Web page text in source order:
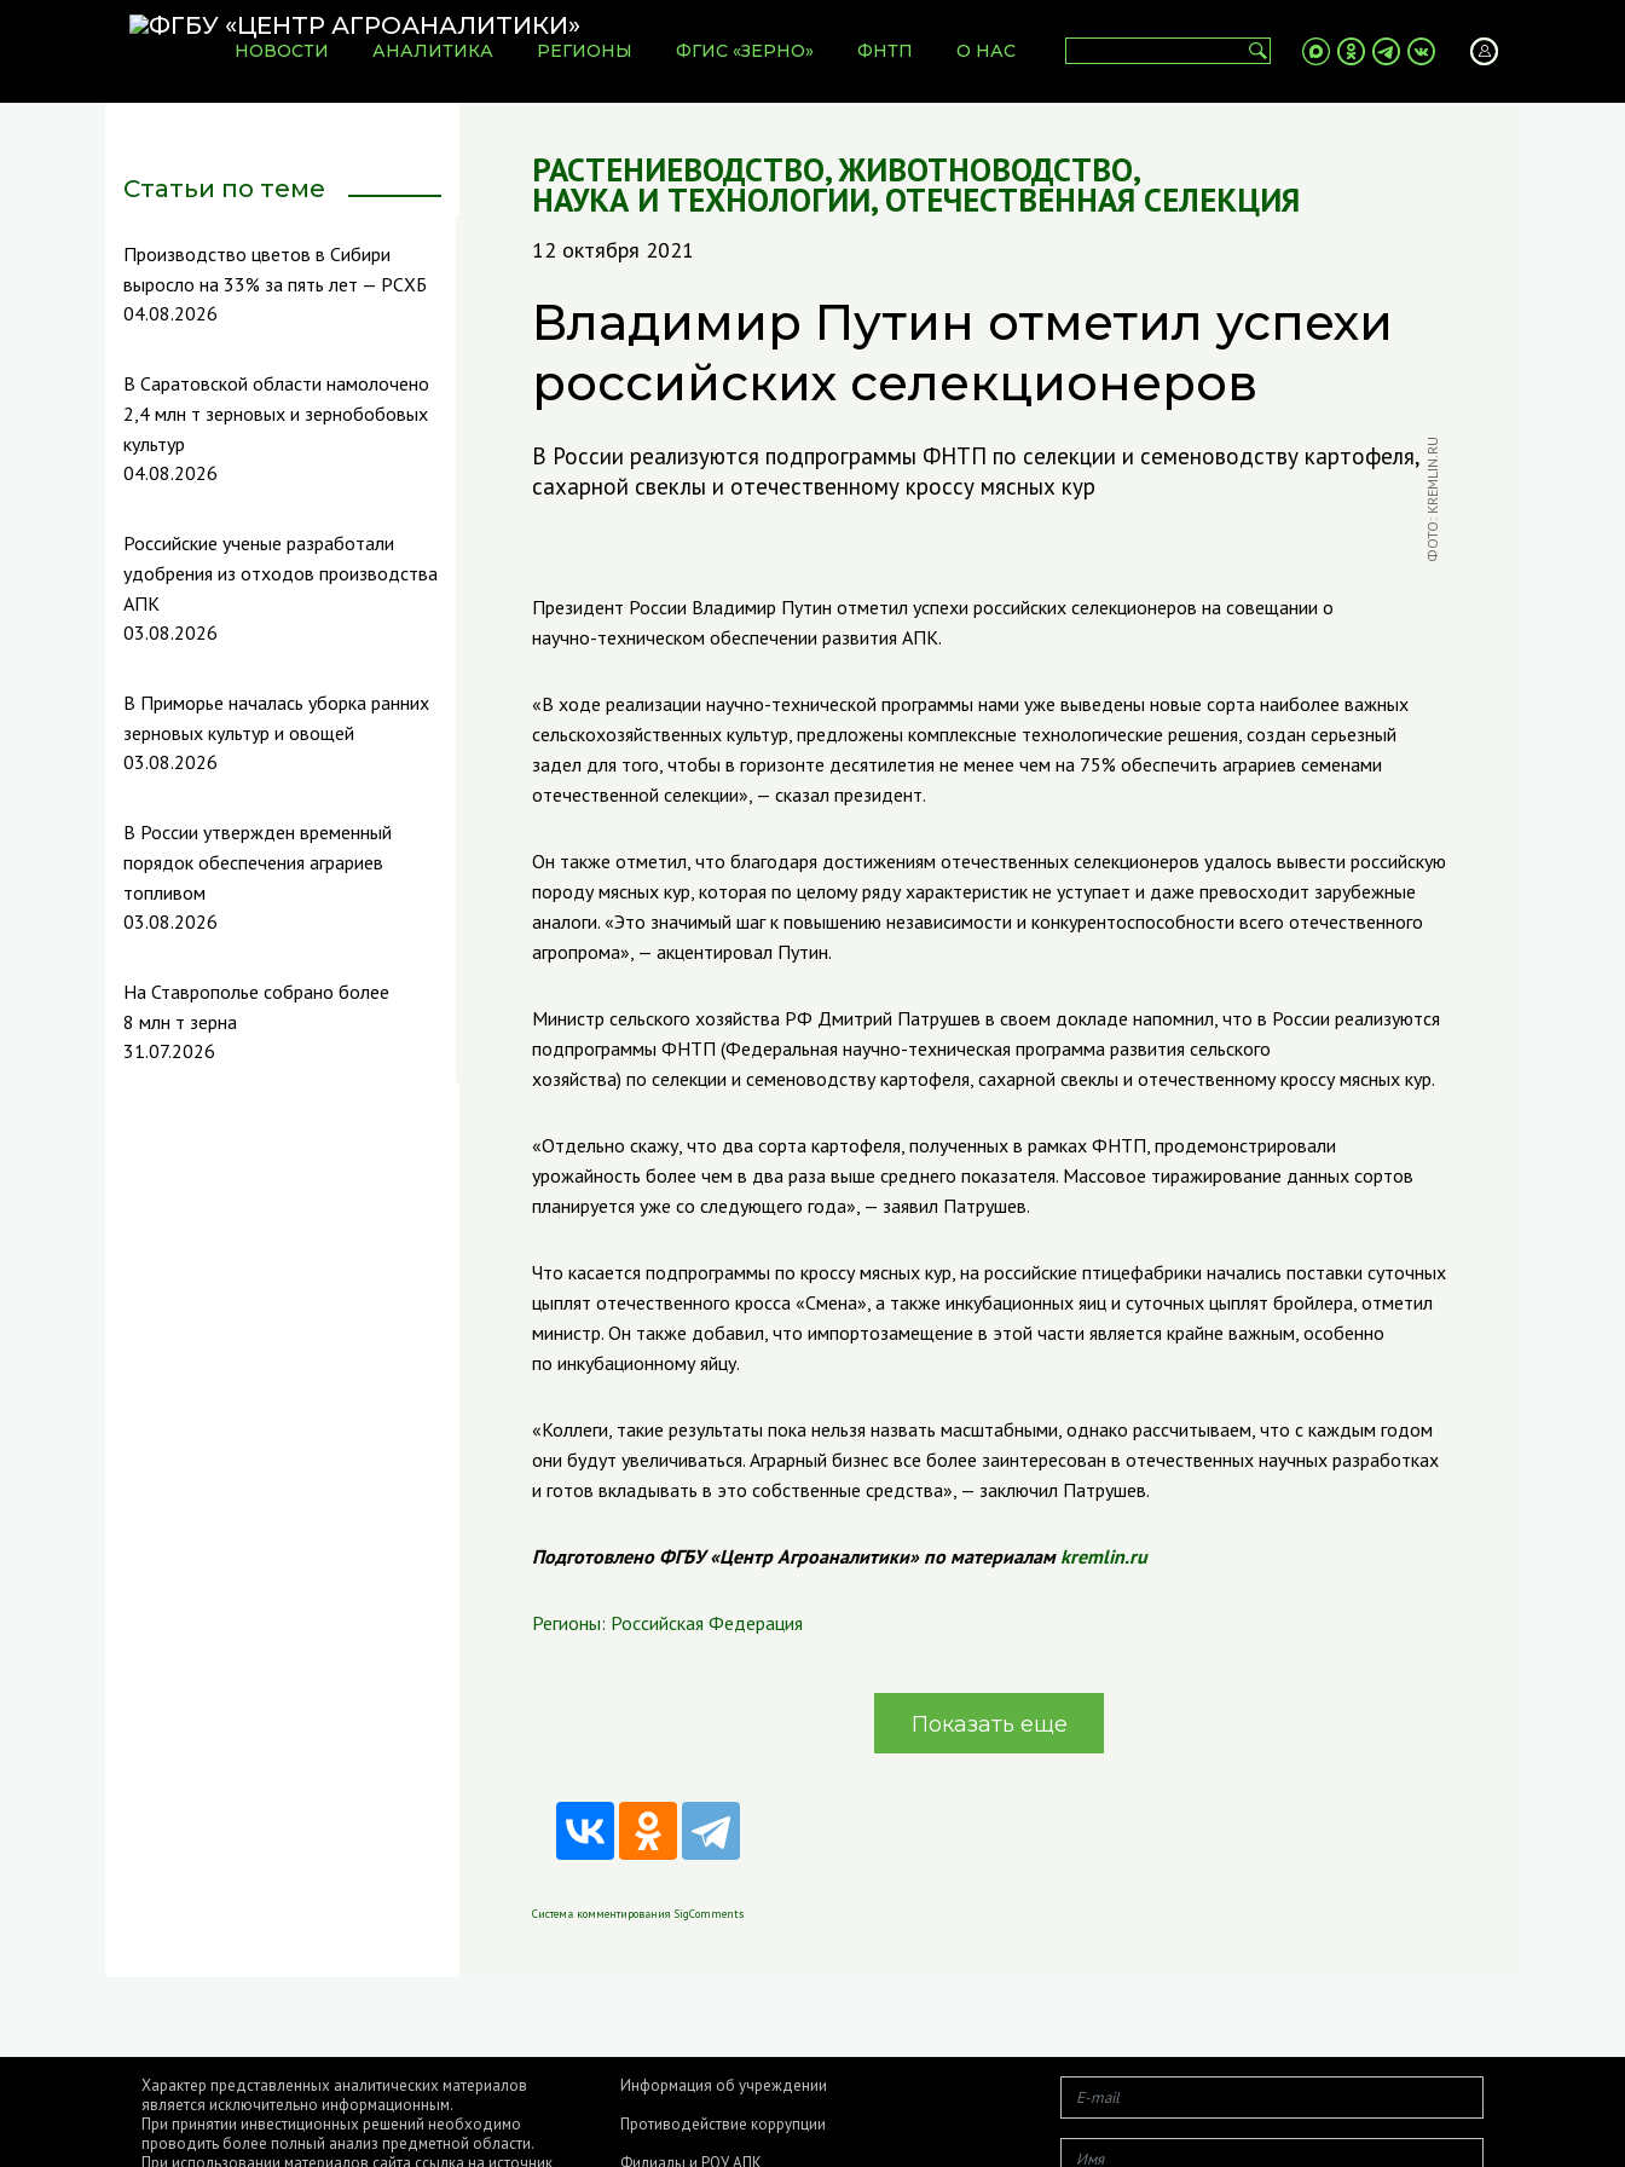
НОВОСТИ АНАЛИТИКА РЕГИОНЫ ФГИС «ЗЕРНО» ФНТП О НАС
Статьи по теме
Производство цветов в Сибири
выросло на 33% за пять лет — РСХБ
04.08.2026
В Саратовской области намолочено
2,4 млн т зерновых и зернобобовых
культур
04.08.2026
Российские ученые разработали
удобрения из отходов производства
АПК
03.08.2026
В Приморье началась уборка ранних
зерновых культур и овощей
03.08.2026
В России утвержден временный
порядок обеспечения аграриев
топливом
03.08.2026
На Ставрополье собрано более
8 млн т зерна
31.07.2026
РАСТЕНИЕВОДСТВО,ЖИВОТНОВОДСТВО,
НАУКА И ТЕХНОЛОГИИ, ОТЕЧЕСТВЕННАЯ СЕЛЕКЦИЯ
12 октября 2021
Владимир Путин отметил успехи
российских селекционеров
В России реализуются подпрограммы ФНТП по селекции и семеноводству картофеля,
сахарной свеклы и отечественному кроссу мясных кур
ФОТО: KREMLIN.RU
Президент России Владимир Путин отметил успехи российских селекционеров на совещании о
научно-техническом обеспечении развития АПК.
«В ходе реализации научно-технической программы нами уже выведены новые сорта наиболее важных
сельскохозяйственных культур, предложены комплексные технологические решения, создан серьезный
задел для того, чтобы в горизонте десятилетия не менее чем на 75% обеспечить аграриев семенами
отечественной селекции», — сказал президент.
Он также отметил, что благодаря достижениям отечественных селекционеров удалось вывести российскую
породу мясных кур, которая по целому ряду характеристик не уступает и даже превосходит зарубежные
аналоги. «Это значимый шаг к повышению независимости и конкурентоспособности всего отечественного
агропрома», — акцентировал Путин.
Министр сельского хозяйства РФ Дмитрий Патрушев в своем докладе напомнил, что в России реализуются
подпрограммы ФНТП (Федеральная научно-техническая программа развития сельского
хозяйства) по селекции и семеноводству картофеля, сахарной свеклы и отечественному кроссу мясных кур.
«Отдельно скажу, что два сорта картофеля, полученных в рамках ФНТП, продемонстрировали
урожайность более чем в два раза выше среднего показателя. Массовое тиражирование данных сортов
планируется уже со следующего года», — заявил Патрушев.
Что касается подпрограммы по кроссу мясных кур, на российские птицефабрики начались поставки суточных
цыплят отечественного кросса «Смена», а также инкубационных яиц и суточных цыплят бройлера, отметил
министр. Он также добавил, что импортозамещение в этой части является крайне важным, особенно
по инкубационному яйцу.
«Коллеги, такие результаты пока нельзя назвать масштабными, однако рассчитываем, что с каждым годом
они будут увеличиваться. Аграрный бизнес все более заинтересован в отечественных научных разработках
и готов вкладывать в это собственные средства», — заключил Патрушев.
Подготовлено ФГБУ «Центр Агроаналитики» по материалам kremlin.ru
Регионы: Российская Федерация
Показать еще
Система комментирования SigComments
Характер представленных аналитических материалов
является исключительно информационным.
При принятии инвестиционных решений необходимо
проводить более полный анализ предметной области.
Информация об учреждении
Противодействие коррупции